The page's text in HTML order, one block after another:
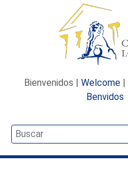
Bienvenidos | Welcome |
Benvidos